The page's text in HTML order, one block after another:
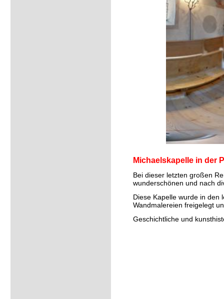
Michaelskapelle in der
Bei dieser letzten großen
wunderschönen und nach
Diese Kapelle wurde in den
Wandmalereien freigelegt
Geschichtliche und